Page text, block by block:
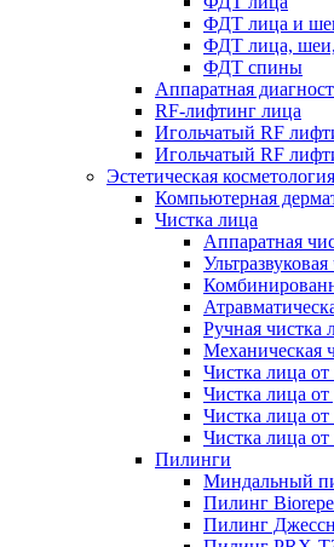
ФДТ лица и
ФДТ лица, шеи,
ФДТ спины
Аппаратная
RF-лифтинг лица
Игольчатый RF
Игольчатый RF
Эстетическая косметология
Компьютерная
Чистка лица
Аппаратная
Ручная чистка
Механическая
Чистка лица
Чистка лица от
Чистка лица
Чистка лица
Пилинги
Миндальный
Пилинг
Пилинг